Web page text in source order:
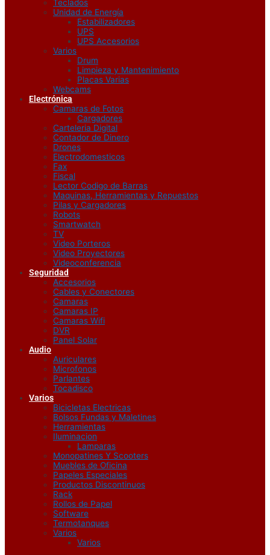
Teclados
Unidad de Energía
Estabilizadores
UPS
UPS Accesorios
Varios
Drum
Limpieza y Mantenimiento
Placas Varias
Webcams
Electrónica
Camaras de Fotos
Cargadores
Carteleria Digital
Contador de Dinero
Drones
Electrodomesticos
Fax
Fiscal
Lector Codigo de Barras
Maquinas, Herramientas y Repuestos
Pilas y Cargadores
Robots
Smartwatch
TV
Video Porteros
Video Proyectores
Videoconferencia
Seguridad
Accesorios
Cables y Conectores
Camaras
Camaras IP
Camaras Wifi
DVR
Panel Solar
Audio
Auriculares
Microfonos
Parlantes
Tocadisco
Varios
Bicicletas Electricas
Bolsos Fundas y Maletines
Herramientas
Iluminacion
Lamparas
Monopatines Y Scooters
Muebles de Oficina
Papeles Especiales
Productos Discontinuos
Rack
Rollos de Papel
Software
Termotanques
Varios
Varios